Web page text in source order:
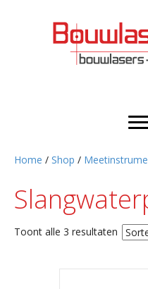
Home / Shop /
Toont alle 3 resultaten